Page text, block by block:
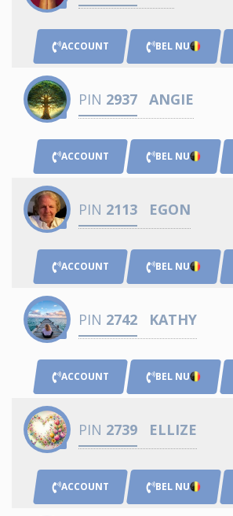
ACCOUNT BEL NU
PIN 2937 ANGIE
ACCOUNT BEL NU
PIN 2113 EGON
ACCOUNT BEL NU
PIN 2742 KATHY
ACCOUNT BEL NU
PIN 2739 ELLIZE
ACCOUNT BEL NU